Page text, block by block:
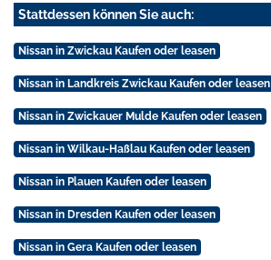
Stattdessen können Sie auch:
Nissan in Zwickau Kaufen oder leasen
Nissan in Landkreis Zwickau Kaufen oder leasen
Nissan in Zwickauer Mulde Kaufen oder leasen
Nissan in Wilkau-Haßlau Kaufen oder leasen
Nissan in Plauen Kaufen oder leasen
Nissan in Dresden Kaufen oder leasen
Nissan in Gera Kaufen oder leasen